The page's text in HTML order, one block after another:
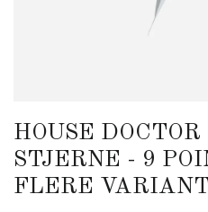
HOUSE
STJERNE - 9
FLERE